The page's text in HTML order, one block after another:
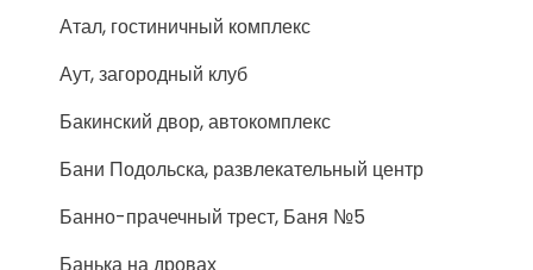
Атал, гостиничный комплекс
Аут, загородный клуб
Бакинский двор, автокомплекс
Бани Подольска, развлекательный центр
Банно-прачечный трест, Баня №5
Банька на дровах